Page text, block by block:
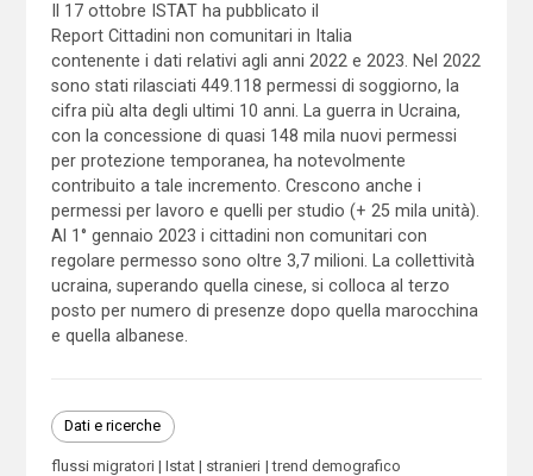
Il 17 ottobre ISTAT ha pubblicato il
Report Cittadini non comunitari in Italia
contenente i dati relativi agli anni 2022 e 2023. Nel 2022
sono stati rilasciati 449.118 permessi di soggiorno, la
cifra più alta degli ultimi 10 anni. La guerra in Ucraina,
con la concessione di quasi 148 mila nuovi permessi
per protezione temporanea, ha notevolmente
contribuito a tale incremento. Crescono anche i
permessi per lavoro e quelli per studio (+ 25 mila unità).
Al 1° gennaio 2023 i cittadini non comunitari con
regolare permesso sono oltre 3,7 milioni. La collettività
ucraina, superando quella cinese, si colloca al terzo
posto per numero di presenze dopo quella marocchina
e quella albanese.
Dati e ricerche
flussi migratori Istat stranieri trend demografico